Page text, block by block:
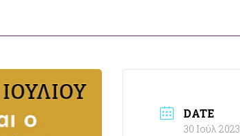
DATE
30 Ιούλ 2023